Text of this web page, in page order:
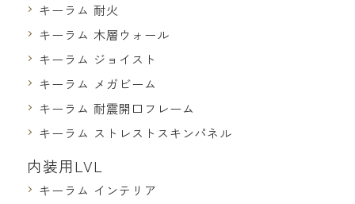
キーラム 耐火
キーラム 木層ウォール
キーラム ジョイスト
キーラム メガビーム
キーラム 耐震開口フレーム
キーラム ストレストスキンパネル
内装用LVL
キーラム インテリア